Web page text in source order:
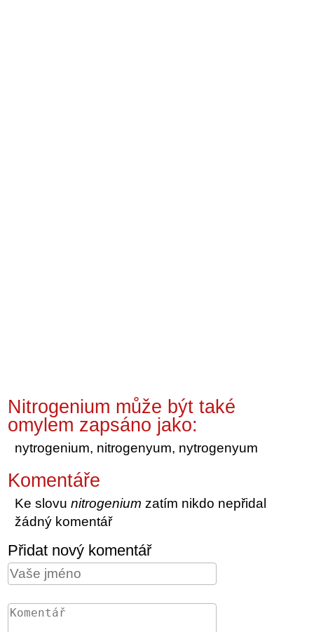
Nitrogenium může být také
omylem zapsáno jako:
nytrogenium, nitrogenyum, nytrogenyum
Komentáře
Ke slovunitrogenium zatím nikdo nepřidal
žádný komentář
Přidat nový komentář